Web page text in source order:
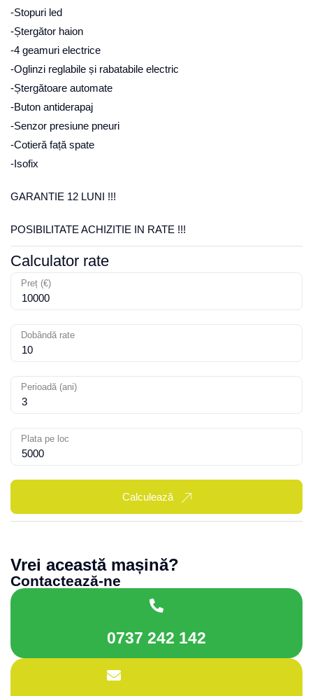
-Stopuri led
-Ștergător haion
-4 geamuri electrice
-Oglinzi reglabile și rabatabile electric
-Ștergătoare automate
-Buton antiderapaj
-Senzor presiune pneuri
-Cotieră față spate
-Isofix
GARANTIE 12 LUNI !!!
POSIBILITATE ACHIZITIE IN RATE !!!
Calculator rate
Preț (€)
Dobândă rate
Perioadă (ani)
Plata pe loc
Calculează
Vrei această mașină?
Contactează-ne
0737 242 142